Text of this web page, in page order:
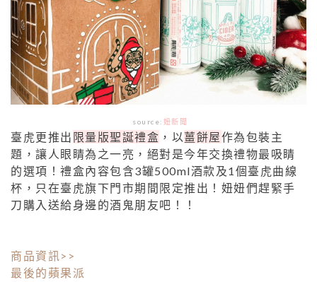
source: 妞新聞
臺虎更推出 限量版聖誕禮盒 ，以薑餅屋作為包裝主
題，讓人眼睛為之一亮，絕對是今年交換禮物最吸睛
的選項！禮盒內容包含3罐500ml酒款及1個臺虎曲線
杯，只在臺虎旗下門市期間限定推出！妞妞們趕緊手
刀購入送給身邊的酒鬼朋友吧！！
商品資訊>>
最後的蘋果派